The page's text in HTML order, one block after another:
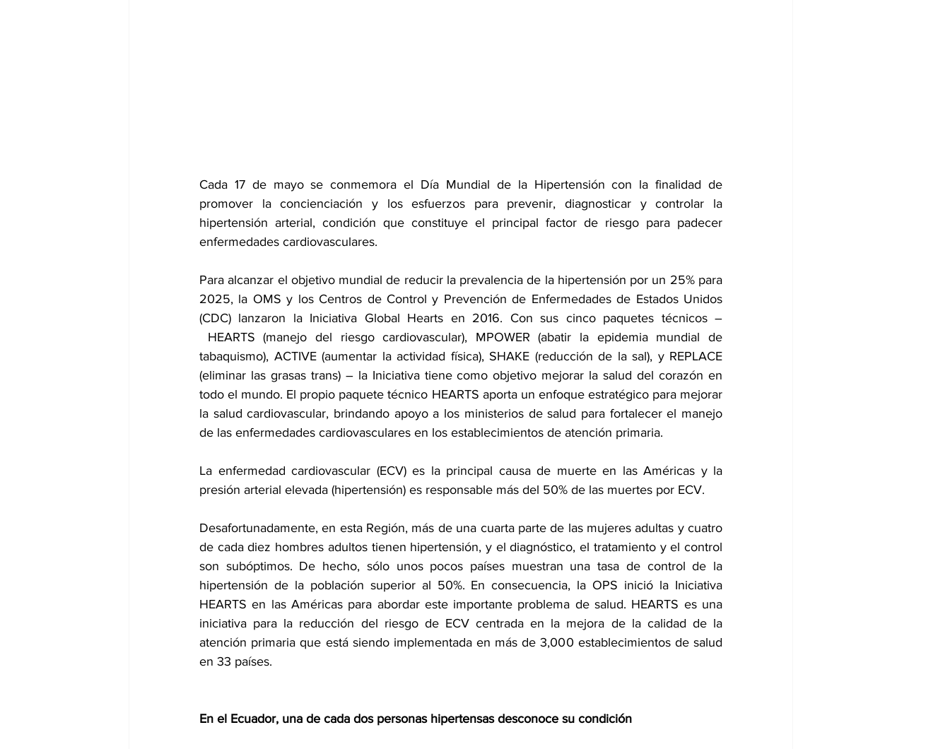
Cada 17 de mayo se conmemora el Día Mundial de la Hipertensión con la finalidad de
promover la concienciación y los esfuerzos para prevenir, diagnosticar y controlar la
hipertensión arterial, condición que constituye el principal factor de riesgo para padecer
enfermedades cardiovasculares.
Para alcanzar el objetivo mundial de reducir la prevalencia de la hipertensión por un 25% para
2025, la OMS y los Centros de Control y Prevención de Enfermedades de Estados Unidos
(CDC) lanzaron la Iniciativa Global Hearts en 2016. Con sus cinco paquetes técnicos –
HEARTS (manejo del riesgo cardiovascular), MPOWER (abatir la epidemia mundial de
tabaquismo), ACTIVE (aumentar la actividad física), SHAKE (reducción de la sal), y REPLACE
(eliminar las grasas trans) – la Iniciativa tiene como objetivo mejorar la salud del corazón en
todo el mundo. El propio paquete técnico HEARTS aporta un enfoque estratégico para mejorar
la salud cardiovascular, brindando apoyo a los ministerios de salud para fortalecer el manejo
de las enfermedades cardiovasculares en los establecimientos de atención primaria.
La enfermedad cardiovascular (ECV) es la principal causa de muerte en las Américas y la
presión arterial elevada (hipertensión) es responsable más del 50% de las muertes por ECV.
Desafortunadamente, en esta Región, más de una cuarta parte de las mujeres adultas y cuatro
de cada diez hombres adultos tienen hipertensión, y el diagnóstico, el tratamiento y el control
son subóptimos. De hecho, sólo unos pocos países muestran una tasa de control de la
hipertensión de la población superior al 50%. En consecuencia, la OPS inició la Iniciativa
HEARTS en las Américas para abordar este importante problema de salud. HEARTS es una
iniciativa para la reducción del riesgo de ECV centrada en la mejora de la calidad de la
atención primaria que está siendo implementada en más de 3,000 establecimientos de salud
en 33 países.
En el Ecuador, una de cada dos personas hipertensas desconoce su condición